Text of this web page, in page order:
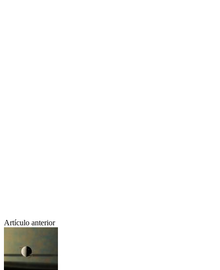
Artículo anterior